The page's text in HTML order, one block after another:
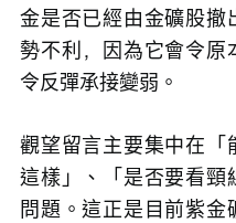
金是否已經由金礦股撤
勢不利，因為它會令原
令反彈承接變弱。
觀望留言主要集中在「
這樣」、「是否要看頸
問題。這正是目前紫金